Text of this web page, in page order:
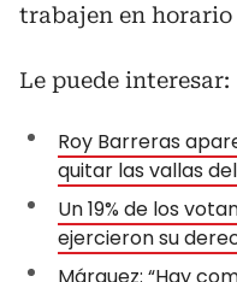
trabajen en
Le puede interesar:
Roy Barreras
quitar las vallas
Un 19% de los
ejercieron su